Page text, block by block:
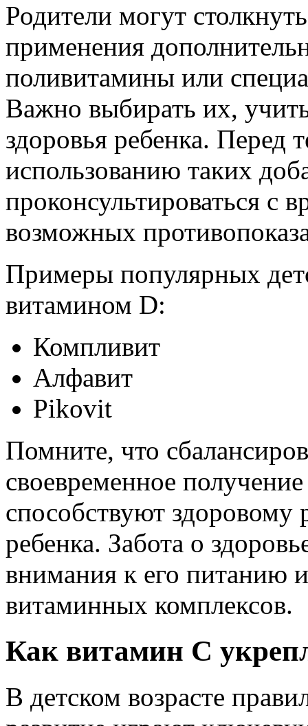
Родители могут
применения
поливитамины или
Важно выбирать их,
здоровья ребенка. Перед
использованию таких
проконсультироваться с
возможных
Примеры популярных
витамином D:
Компливит
Алфавит
Pikovit
Помните, что
своевременное
способствуют здоровому
ребенка. Забота о
внимания к его питанию
витаминных комплексов.
Как витамин C
В детском возрасте